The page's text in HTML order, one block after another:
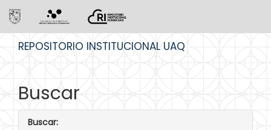
REPOSITORIO INSTITUCIONAL UAQ
Buscar
Buscar: